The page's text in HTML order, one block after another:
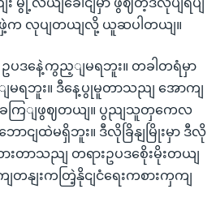
ဖှဲ့က လုပျတယျလို့ ယူဆပါတယျ။
ဥပဒနေဲ့ကွည့ျမရဘူး။ တခါတရံမှာ
မရဘူး။ ဒီနေ့ပွုမူတာသညျ အောကျ
မူခကြျဖွဈတယျ။ ပွညျသူတှကေလ
ောငျထဲမရှိဘူး။ ဒီလိုခြိနျမြိုးမှာ ဒီလို
ာသညျ တရားဥပဒစေိုးမိုးတယျ
နျးကတြဲ့နိုငျငံရေးကစားကှကျ